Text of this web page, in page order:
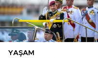
YAŞAM